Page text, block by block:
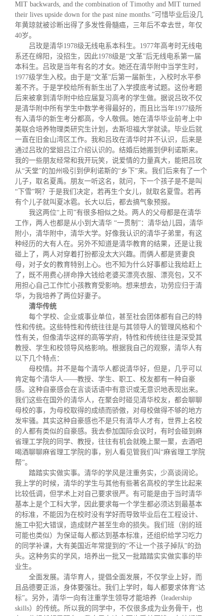
MIT backwards, and the combination of Timothy and MIT turned
their lives upside down for the past nine months.”可惜毕业后没几
年黄琼就被诊断出得了多发性骨髓癌， 三年后不幸去世， 年仅
40岁。
吕玫是清华1978级无线电系本科生。1977年高考时无线电
系还在绵阳，没招生，因此1978级是“文革”后无线电系第一届
本科生。吕玫是当年有名的才女。她还在清华附中当学生时，
1977级学生入校。由于是“文革”后第一届新生，入校时水平参
差不齐。于是学校给所有新生出了入学摸底考试题。这份考题
后来被拿到清华附中给应届复习高考的学生做。据说吕玫不仅
是清华附中所有学生中数学考得最好的，而且比当年1977级所
有入清华的新生考分都高，令人敬佩。她在清华毕业前考上中
美联合培养物理类研究生计划，去斯坦福大学就读。毕业后就
一直在旧金山湾区工作。我和吕玫在清华时并不认识，后来是
通过吕玫的堂姐吕江介绍认识的。结婚后她搬到伊利诺斯来。
我的一些朋友经常和我开玩笑， 说爱情的力量真大，能把吕玫
从“天堂”的加州吸引到伊利诺斯的“乡下”来。我们后来有了一个
儿子，取名夏禹。朋友一听这名，就问，下一个孩子是不是叫
“下雪”啊？于是我们决定，若再生个女儿，就取名夏雪。若再
有个儿子就叫夏冰雹。长大以后，都去搞气象预报。
我这两位“上司”有很多相似之处。两人的父母都是在清华
工作，两人也都是从小到大清华 “一贯制”：清华幼儿园，清华
附小，清华附中，清华大学。好像我认识的清华子弟里，有这
种经历的大有人在。另外不知道是清华教育的结果，还是让我
碰上了，两人对穿着打扮都没太大兴趣。而俩人都是贤妻良
母，对子女的教育特别上心。也不知为什么好事都让我给赶上
了，既不用费心拼命挣大钱给老婆买漂亮衣服、漂亮包，又不
用担心自己工作忙小孩教育受影响。想来想去，功劳应归于清
华，为我培养了两位好妻子。
清华传统
每个学校、企业或事业单位，甚至社会团体都有自己的特
性和传统。这些特性和传统往往是与其领导人的管理风格和个
性有关，但像清华这样的高等学府，特性和传统往往是深受其
教授、学生和校领导风格影响。根据我自己的观察，清华人有
以下几个特点：
母校情。并不是每个清华人都说清华好，但是，几乎可以
肯定每个清华人——教授、学生、职工、校友都有一种自豪
感。这种自豪感会在言谈话语中有意识或无意识地表现出来。
我们 这些在国外的清华人，在聚会时碰见清华校友，都会聊聊
母校的事，为母校取得的成绩而骄傲，对母校做得不够的地方
发牢骚。其实这种自豪感也不是只有清华人才有，世界上名校
的人都有类似的自豪感。我去参加国际会议时，有时会碰到麻
省理工学院的同学、教授，往往有机会就晚上聚一聚，去酒吧
喝酒聊聊麻省理工学院的事，别人看见管我们叫“麻省理工学院
帮”。
踏踏实实做实事。清华的学风是注重务实，少高谈阔论。
我上学的时候，清华的学生与其他有些著名高校的学生比起来
比较低调，但学术上对自己要求很严。有可能是由于当时清华
基本上是个工科大学，因此要求每一个学生都必须达到最基本
的标准，不能因为在校时没有学好而导致毕业后在工程设计、
施工中犯大错误，造成财产甚至生命的损失。我们班（别的班
可能也类似）为保证每人都达到基本标准，还组织给学习吃力
的同学补课，大有美国近年常提到的“不让一个孩子掉队”的劲
头。这种务实的学风，培养出一批又一批踏踏实实做实事的毕
业生。
全面发展。清华育人，提倡全面发展，不仅学业上好，而
且品德要正派，身体要强壮。我们上学时，每人都要求体育“达
标”。另外，清华一向有注重学生领导才能培养（leadership
skills）的传统。所以我的同学中，不仅很多成为业务骨干，也